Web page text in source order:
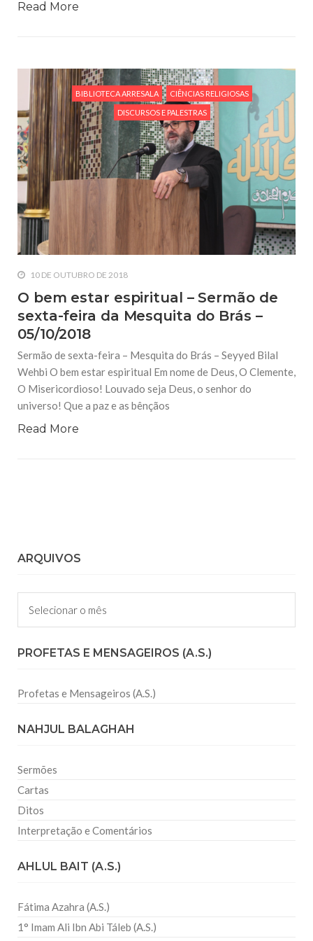
Read More
BIBLIOTECA ARRESALA CIÊNCIAS RELIGIOSAS
DISCURSOS E PALESTRAS
10 DE OUTUBRO DE 2018
O bem estar espiritual – Sermão de
sexta-feira da Mesquita do Brás –
05/10/2018
Sermão de sexta-feira – Mesquita do Brás – Seyyed Bilal
Wehbi O bem estar espiritual Em nome de Deus, O Clemente,
O Misericordioso! Louvado seja Deus, o senhor do
universo! Que a paz e as bênçãos
Read More
ARQUIVOS
Arquivos
PROFETAS E MENSAGEIROS (A.S.)
Profetas e Mensageiros (A.S.)
NAHJUL BALAGHAH
Sermões
Cartas
Ditos
Interpretação e Comentários
AHLUL BAIT (A.S.)
Fátima Azahra (A.S.)
1° Imam Ali Ibn Abi Táleb (A.S.)